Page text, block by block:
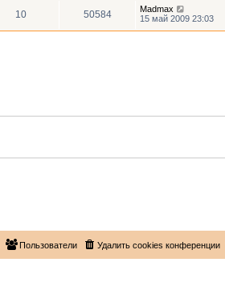
10 50584
Madmax
15 май 2009 23:03
Удалить cookies конференции
Пользователи